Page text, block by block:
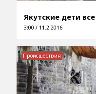
Якутские дети
3:00 / 11.2.2016
Происшествия